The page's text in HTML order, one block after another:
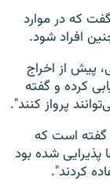
که در موارد
افراد شود.
از اخراج
کرده و گفته
پرواز کنند".
گفته است که
پذیرایی شده بود
کردند".